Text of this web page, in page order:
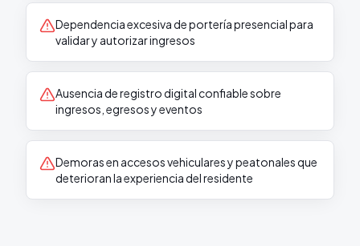
Dependencia excesiva de portería presencial para
validar y autorizar ingresos
Ausencia de registro digital confiable sobre
ingresos, egresos y eventos
Demoras en accesos vehiculares y peatonales que
deterioran la experiencia del residente